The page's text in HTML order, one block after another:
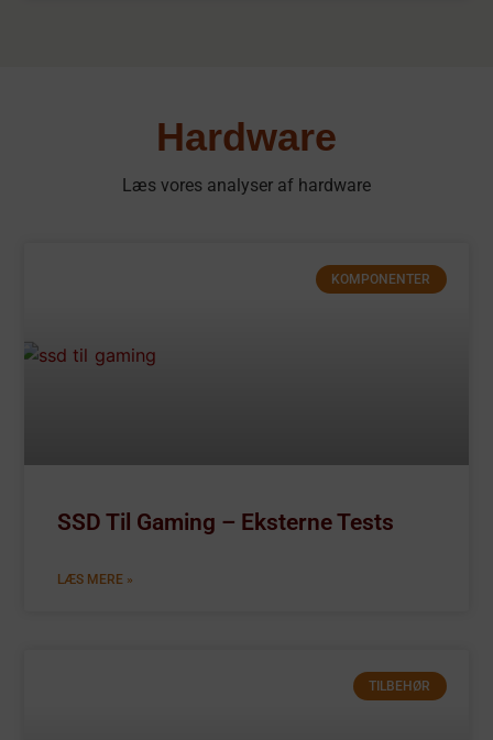
Hardware
Læs vores analyser af hardware
KOMPONENTER
SSD Til Gaming – Eksterne Tests
LÆS MERE »
TILBEHØR